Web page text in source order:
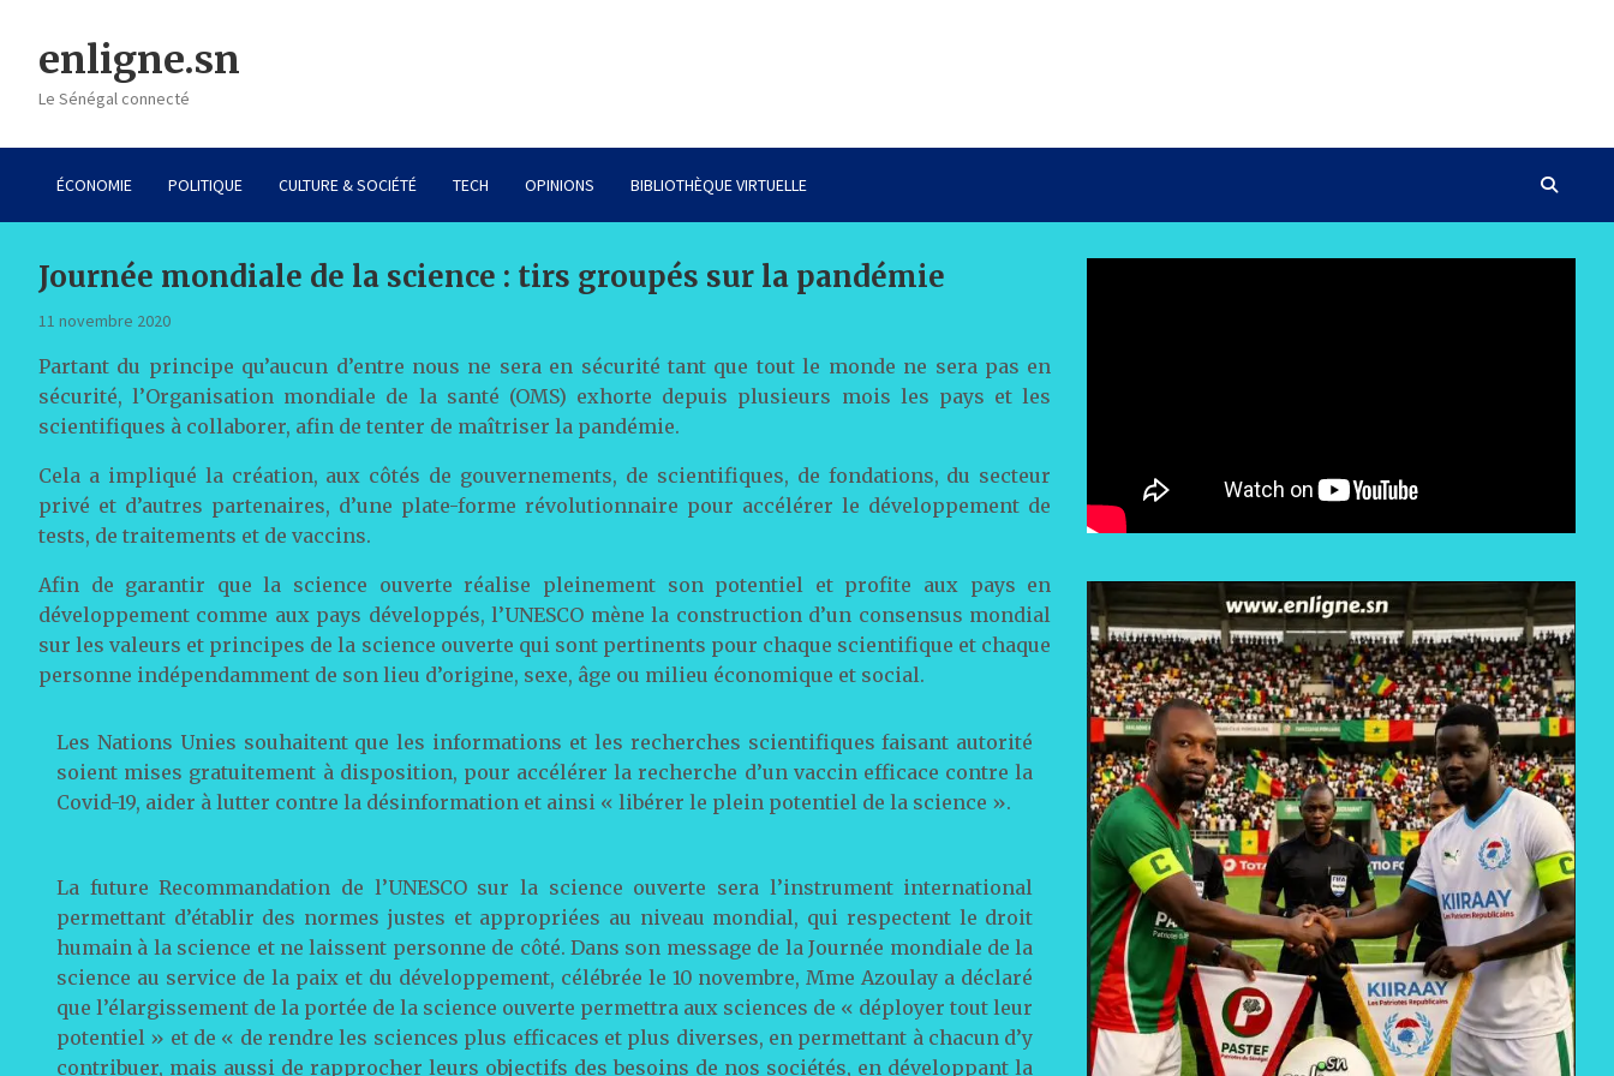
contentenligne.sn
Le Sénégal connecté
ÉCONOMIE POLITIQUE CULTURE & SOCIÉTÉ TECH OPINIONS BIBLIOTHÈQUE VIRTUELLE
Journée mondiale de la science : tirs groupés sur la pandémie
11 novembre 2020
Partant du principe qu’aucun d’entre nous ne sera en sécurité tant que tout le monde ne sera pas en
sécurité, l’Organisation mondiale de la santé (OMS) exhorte depuis plusieurs mois les pays et les
scientifiques à collaborer, afin de tenter de maîtriser la pandémie.
Cela a impliqué la création, aux côtés de gouvernements, de scientifiques, de fondations, du secteur
privé et d’autres partenaires, d’une plate-forme révolutionnaire pour accélérer le développement de
tests, de traitements et de vaccins.
Afin de garantir que la science ouverte réalise pleinement son potentiel et profite aux pays en
développement comme aux pays développés, l’UNESCO mène la construction d’un consensus mondial
sur les valeurs et principes de la science ouverte qui sont pertinents pour chaque scientifique et chaque
personne indépendamment de son lieu d’origine, sexe, âge ou milieu économique et social.
Les Nations Unies souhaitent que les informations et les recherches scientifiques faisant autorité
soient mises gratuitement à disposition, pour accélérer la recherche d’un vaccin efficace contre la
Covid-19, aider à lutter contre la désinformation et ainsi « libérer le plein potentiel de la science ».
La future Recommandation de l’UNESCO sur la science ouverte sera l’instrument international
permettant d’établir des normes justes et appropriées au niveau mondial, qui respectent le droit
humain à la science et ne laissent personne de côté. Dans son message de la Journée mondiale de la
science au service de la paix et du développement, célébrée le 10 novembre, Mme Azoulay a déclaré
que l’élargissement de la portée de la science ouverte permettra aux sciences de « déployer tout leur
potentiel » et de « de rendre les sciences plus efficaces et plus diverses, en permettant à chacun d’y
contribuer, mais aussi de rapprocher leurs objectifs des besoins de nos sociétés, en développant la